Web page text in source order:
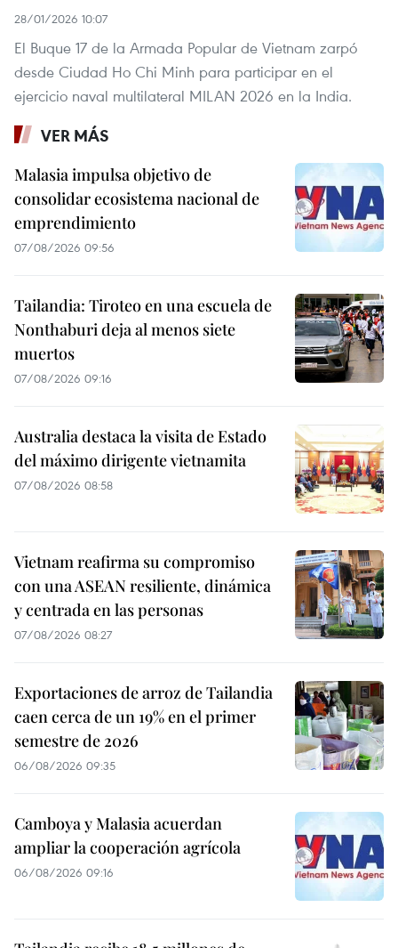
28/01/2026 10:07
El Buque 17 de la Armada Popular de Vietnam zarpó
desde Ciudad Ho Chi Minh para participar en el
ejercicio naval multilateral MILAN 2026 en la India.
VER MÁS
Malasia impulsa objetivo de
consolidar ecosistema nacional de
emprendimiento
07/08/2026 09:56
Tailandia: Tiroteo en una escuela de
Nonthaburi deja al menos siete
muertos
07/08/2026 09:16
Australia destaca la visita de Estado
del máximo dirigente vietnamita
07/08/2026 08:58
Vietnam reafirma su compromiso
con una ASEAN resiliente, dinámica
y centrada en las personas
07/08/2026 08:27
Exportaciones de arroz de Tailandia
caen cerca de un 19% en el primer
semestre de 2026
06/08/2026 09:35
Camboya y Malasia acuerdan
ampliar la cooperación agrícola
06/08/2026 09:16